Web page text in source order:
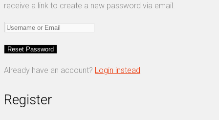
receive a link to create a new password via email.
Already have an account? Login instead
Register